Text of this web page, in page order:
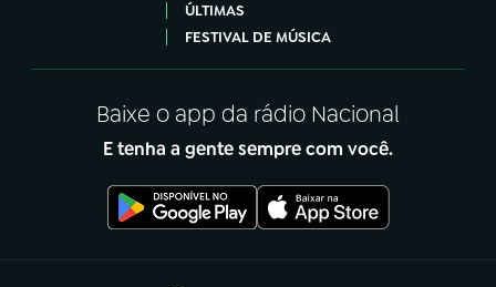
ÚLTIMAS
FESTIVAL DE MÚSICA
Baixe o app da rádio Nacional
E tenha a gente sempre com você.